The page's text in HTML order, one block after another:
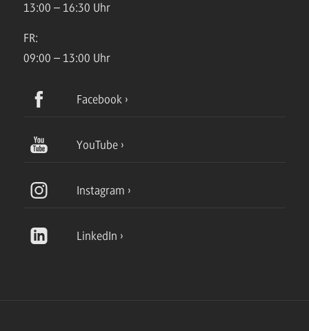
13:00 – 16:30 Uhr
FR:
09:00 – 13:00 Uhr
Facebook
YouTube
Instagram
LinkedIn